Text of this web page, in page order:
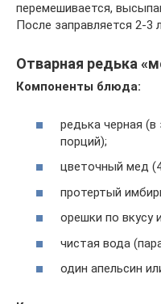
перемешивается,
После заправляется 2-3
Отварная редька
Компоненты блюда:
редька черная
порций);
цветочный мед
протертый
орешки по вкусу
чистая вода
один апельсин